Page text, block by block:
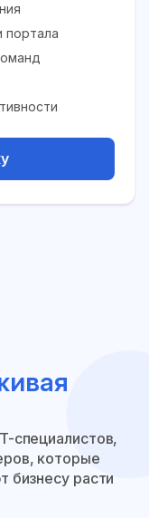
портала
специалистов,
которые
бизнесу расти